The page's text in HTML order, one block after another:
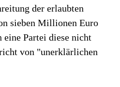
der erlaubten
sieben Millionen Euro
Partei diese nicht
von "unerklärlichen